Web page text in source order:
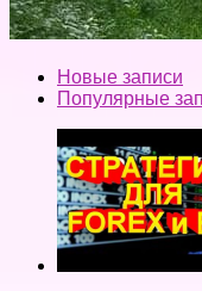
Новые записи
Популярные